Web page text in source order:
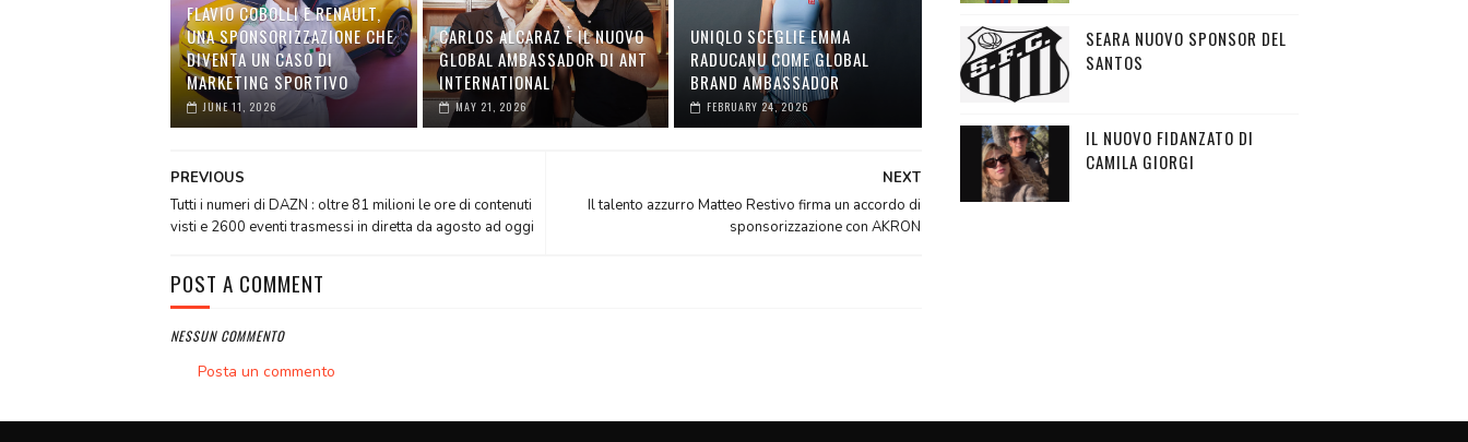
FLAVIO COBOLLI E RENAULT,
UNA SPONSORIZZAZIONE CHE
DIVENTA UN CASO DI
MARKETING SPORTIVO
JUNE 11, 2026
CARLOS ALCARAZ È IL NUOVO
GLOBAL AMBASSADOR DI ANT
INTERNATIONAL
MAY 21, 2026
UNIQLO SCEGLIE EMMA
RADUCANU COME GLOBAL
BRAND AMBASSADOR
FEBRUARY 24, 2026
NEXT
Il talento azzurro Matteo Restivo firma un accordo di
sponsorizzazione con AKRON
PREVIOUS
Tutti i numeri di DAZN : oltre 81 milioni le ore di contenuti
visti e 2600 eventi trasmessi in diretta da agosto ad oggi
POST A COMMENT
NESSUN COMMENTO
Posta un commento
SEARA NUOVO SPONSOR DEL
SANTOS
IL NUOVO FIDANZATO DI
CAMILA GIORGI